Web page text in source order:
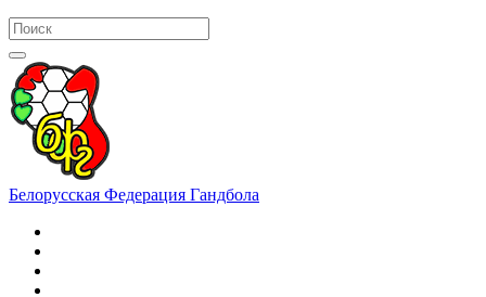
Белорусская Федерация Гандбола